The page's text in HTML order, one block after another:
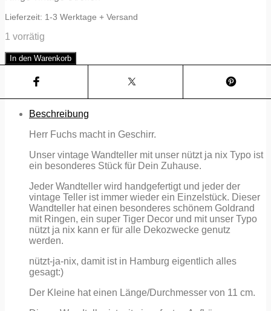
Lieferzeit: 1-3 Werktage + Versand
1 vorrätig
Wandteller
Tiger
ja
Fuchs
vintage
Streifen
Menge
In den Warenkorb
Beschreibung
Herr Fuchs macht in Geschirr.
Unser vintage Wandteller mit unser nützt ja nix Typo ist
ein besonderes Stück für Dein Zuhause.
Jeder Wandteller wird handgefertigt und jeder der
vintage Teller ist immer wieder ein Einzelstück. Dieser
Wandteller hat einen besonderes schönem Goldrand
mit Ringen, ein super Tiger Decor und mit unser Typo
nützt ja nix kann er für alle Dekozwecke genutz
werden.
nützt-ja-nix, damit ist in Hamburg eigentlich alles
gesagt:)
Der Kleine hat einen Länge/Durchmesser von 11 cm.